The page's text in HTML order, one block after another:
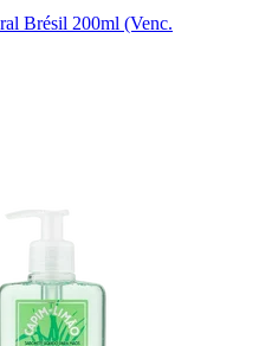
Brésil 200ml (Venc.